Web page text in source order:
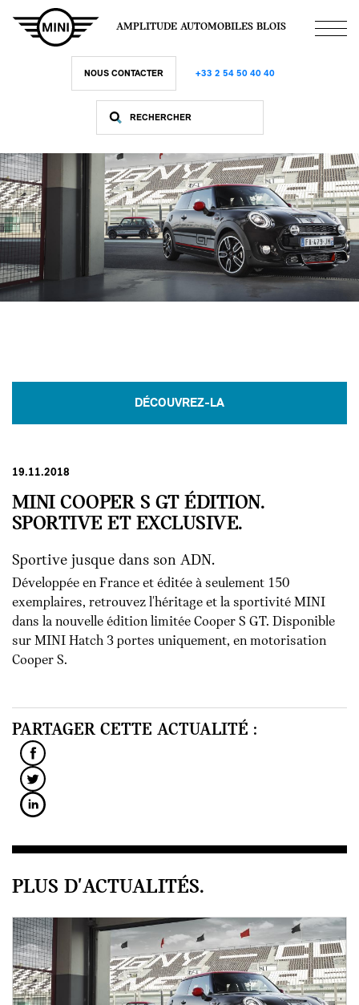
contenu
AMPLITUDE AUTOMOBILES BLOIS
NOUS CONTACTER +33 2 54 50 40 40
DÉCOUVREZ-LA
19.11.2018
MINI COOPER S GT ÉDITION.
SPORTIVE ET EXCLUSIVE.
Sportive jusque dans son ADN.
Développée en France et éditée à seulement 150
exemplaires, retrouvez l'héritage et la sportivité MINI
dans la nouvelle édition limitée Cooper S GT. Disponible
sur MINI Hatch 3 portes uniquement, en motorisation
Cooper S.
PARTAGER CETTE ACTUALITÉ :
PLUS D'ACTUALITÉS.